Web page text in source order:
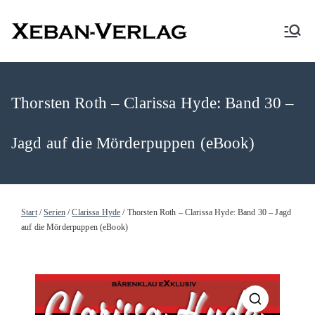
XEBAN-Verlag
Thorsten Roth – Clarissa Hyde: Band 30 –
Jagd auf die Mörderpuppen (eBook)
Start/Serien/Clarissa Hyde / Thorsten Roth – Clarissa Hyde: Band 30 – Jagd
auf die Mörderpuppen (eBook)